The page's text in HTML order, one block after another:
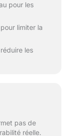
pour les
limiter la
les
pas de
réelle.